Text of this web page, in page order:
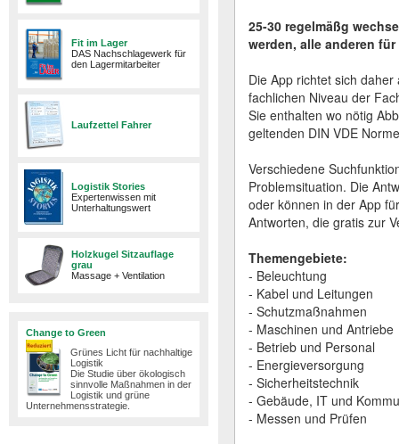
Fit im Lager
DAS Nachschlagewerk für
den Lagermitarbeiter
Laufzettel Fahrer
Logistik Stories
Expertenwissen mit
Unterhaltungswert
Holzkugel Sitzauflage
grau
Massage + Ventilation
Change to Green
Grünes Licht für nachhaltige
Logistik
Die Studie über ökologisch
sinnvolle Maßnahmen in der
Logistik und grüne
Unternehmensstrategie.
25-30 regelmäßg
werden, alle anderen
Die App richtet sich
fachlichen Niveau der
Sie enthalten wo nötig
geltenden DIN VDE
Verschiedene
Problemsituation. Die
oder können in der App
Antworten, die gratis zur
Themengebiete:
- Beleuchtung
- Kabel und Leitungen
- Schutzmaßnahmen
- Maschinen und Antriebe
- Betrieb und Personal
- Energieversorgung
- Sicherheitstechnik
- Gebäude, IT und
- Messen und Prüfen